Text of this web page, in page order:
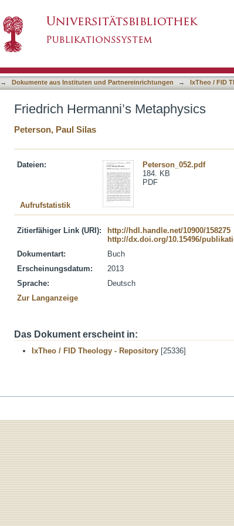
→ Dokumente aus Instituten und Partnereinrichtungen → IxTheo / FID
Friedrich Hermanni’s Metaphysics
Peterson, Paul Silas
Dateien:
Peterson_052.pdf
184. KB
PDF
Aufrufstatistik
Zitierfähiger Link (URI):
http://hdl.handle.net/10900/158275
http://dx.doi.org/10.15496/
Dokumentart:
Buch
Erscheinungsdatum:
2013
Sprache:
Deutsch
Zur Langanzeige
Das Dokument erscheint in:
IxTheo / FID Theology - Repository [25336]